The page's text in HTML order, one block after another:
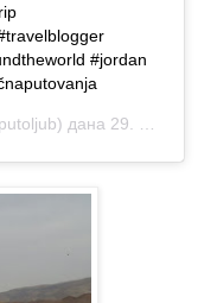
#jordan
дана 29. Нов 2018. у 2:54 PST